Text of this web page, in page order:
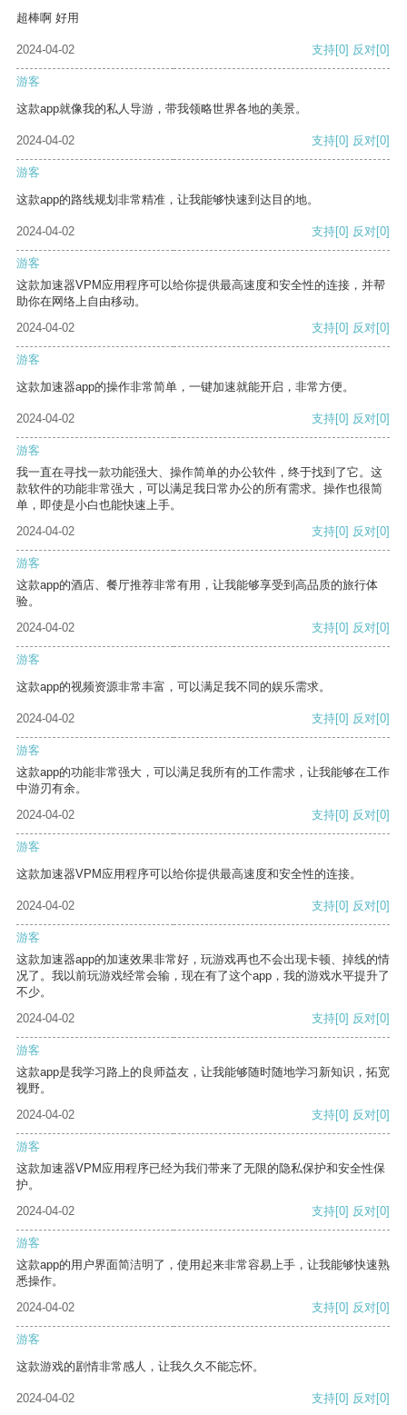
超棒啊 好用
2024-04-02 支持[0] 反对[0]
游客
这款app就像我的私人导游，带我领略世界各地的美景。
2024-04-02 支持[0] 反对[0]
游客
这款app的路线规划非常精准，让我能够快速到达目的地。
2024-04-02 支持[0] 反对[0]
游客
这款加速器VPM应用程序可以给你提供最高速度和安全性的连接，并帮
助你在网络上自由移动。
2024-04-02
支持[0] 反对[0]
游客
这款加速器app的操作非常简单，一键加速就能开启，非常方便。
2024-04-02 支持[0] 反对[0]
游客
我一直在寻找一款功能强大、操作简单的办公软件，终于找到了它。这
款软件的功能非常强大，可以满足我日常办公的所有需求。操作也很简
单，即使是小白也能快速上手。
2024-04-02
支持[0] 反对[0]
游客
这款app的酒店、餐厅推荐非常有用，让我能够享受到高品质的旅行体
验。
2024-04-02
支持[0] 反对[0]
游客
这款app的视频资源非常丰富，可以满足我不同的娱乐需求。
2024-04-02 支持[0] 反对[0]
游客
这款app的功能非常强大，可以满足我所有的工作需求，让我能够在工作
中游刃有余。
2024-04-02
支持[0] 反对[0]
游客
这款加速器VPM应用程序可以给你提供最高速度和安全性的连接。
2024-04-02 支持[0] 反对[0]
游客
这款加速器app的加速效果非常好，玩游戏再也不会出现卡顿、掉线的情
况了。我以前玩游戏经常会输，现在有了这个app，我的游戏水平提升了
不少。
2024-04-02
支持[0] 反对[0]
游客
这款app是我学习路上的良师益友，让我能够随时随地学习新知识，拓宽
视野。
2024-04-02
支持[0] 反对[0]
游客
这款加速器VPM应用程序已经为我们带来了无限的隐私保护和安全性保
护。
2024-04-02
支持[0] 反对[0]
游客
这款app的用户界面简洁明了，使用起来非常容易上手，让我能够快速熟
悉操作。
2024-04-02
支持[0] 反对[0]
游客
这款游戏的剧情非常感人，让我久久不能忘怀。
2024-04-02 支持[0] 反对[0]